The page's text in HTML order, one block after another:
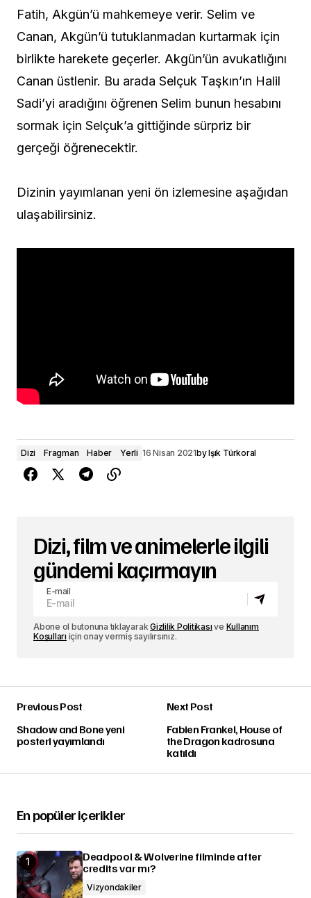
Fatih, Akgün’ü mahkemeye verir. Selim ve
Canan, Akgün’ü tutuklanmadan kurtarmak için
birlikte harekete geçerler. Akgün’ün avukatlığını
Canan üstlenir. Bu arada Selçuk Taşkın’ın Halil
Sadi’yi aradığını öğrenen Selim bunun hesabını
sormak için Selçuk’a gittiğinde sürpriz bir
gerçeği öğrenecektir.
Dizinin yayımlanan yeni ön izlemesine aşağıdan
ulaşabilirsiniz.
Dizi Fragman Haber Yerli 16 Nisan 2021byIşık Türkoral
Dizi, film ve animelerle ilgili
gündemi kaçırmayın
E-mail
Abone ol butonuna tıklayarakGizlilik Politikası ve Kullanım
Koşulları için onay vermiş sayılırsınız.
Previous Post
Shadow and Bone yeni
posteri yayımlandı
Next Post
Fabien Frankel, House of
the Dragon kadrosuna
katıldı
En popüler içerikler
Deadpool & Wolverine filminde after
credits var mı?
Vizyondakiler